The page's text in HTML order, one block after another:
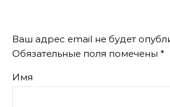
Ваш адрес email не будет
Обязательные поля помечены *
Имя